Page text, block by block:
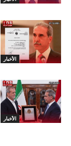
الأخبار
الأخبار